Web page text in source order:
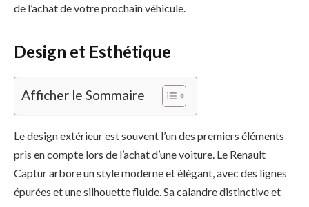
de l’achat de votre prochain véhicule.
Design et Esthétique
Afficher le Sommaire
Le design extérieur est souvent l’un des premiers éléments
pris en compte lors de l’achat d’une voiture. Le Renault
Captur arbore un style moderne et élégant, avec des lignes
épurées et une silhouette fluide. Sa calandre distinctive et